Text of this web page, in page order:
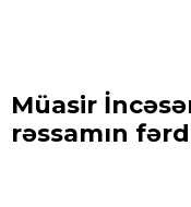
Müasir
rəssamın